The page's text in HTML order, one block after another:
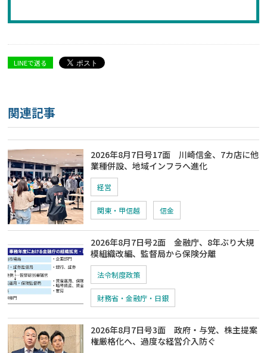
LINEで送る
関連記事
2026年8月7日号17面 川崎信金、7カ店に他
業種併設、地域インフラへ進化
経営
関東・甲信越 信金
2026年8月7日号2面 金融庁、8年ぶり大規
模組織改編、監督局から保険分離
法令制度政策
財務省・金融庁・日銀
2026年8月7日号3面 政府・与党、株主提案
権厳格化へ、過度な経営介入防ぐ